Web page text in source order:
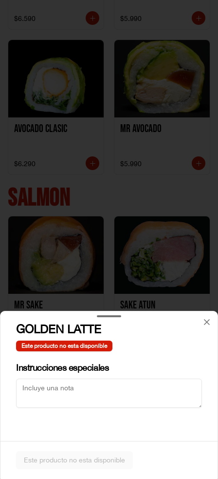
$6.590 $5.990
Avocado clasic
$6.290
Mr Avocado
$5.990
SALMON
Mr Sake
$5.990
Sake Atun
GOLDEN LATTE
Este producto no esta disponible
Instrucciones especiales
Este producto no esta disponible